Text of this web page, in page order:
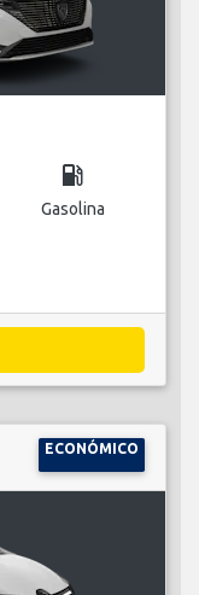
local_gas_station
Gasolina
ECONÓMICO